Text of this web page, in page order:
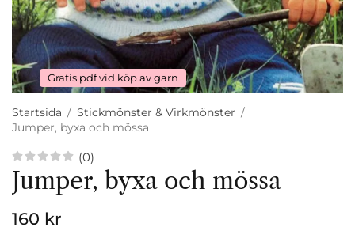
Gratis pdf vid köp av garn
Startsida / Stickmönster & Virkmönster /
Jumper, byxa och mössa
(0)
Jumper, byxa och mössa
160 kr